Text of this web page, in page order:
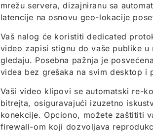
mrežu servera, dizajniranu sa
latencije na osnovu geo-lokacije
Vaš nalog će koristiti dedicated
video zapisi stignu do vaše publike
gledaju. Posebna pažnja je
videa bez grešaka na svim desktop i
Vaši video klipovi se automatski re-
bitrejta, osiguravajući izuzetno
konekcije. Opciono, možete zaštititi
firewall-om koji dozvoljava